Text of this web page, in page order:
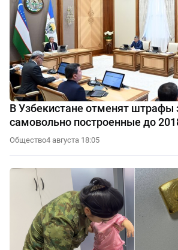
В Узбекистане отменят штрафы
самовольно построенные до
Общество4 августа 18:05